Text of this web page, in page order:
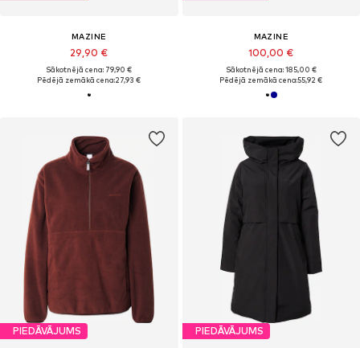
MAZINE
29,90 €
Sākotnējā cena: 79,90 €
Pēdējā zemākā cena:27,93 €
MAZINE
100,00 €
Sākotnējā cena: 185,00 €
Pēdējā zemākā cena:55,92 €
PIEDĀVĀJUMS PIEDĀVĀJUMS